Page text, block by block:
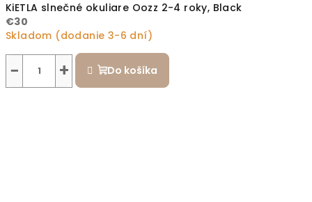
KiETLA slnečné okuliare Oozz 2-4 roky, Black
€30
Skladom (dodanie 3-6 dní)
+
− Do košíka